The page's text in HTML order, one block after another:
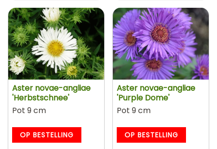
Aster novae-angliae
'Herbstschnee'
Pot 9 cm
OP BESTELLING
Aster novae-angliae
'Purple Dome'
Pot 9 cm
OP BESTELLING